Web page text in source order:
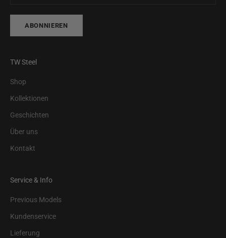
ABONNIEREN
TW Steel
Shop
Kollektionen
Geschichten
Über uns
Kontakt
Service & Info
Previous Models
Kundenservice
Lieferung